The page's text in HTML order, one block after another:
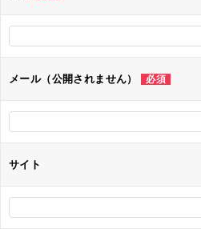
メール（公開されません） 必須
サイト